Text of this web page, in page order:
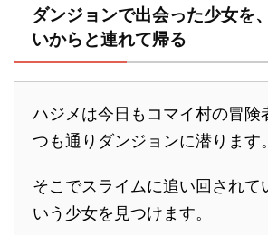
ダンジョンで出会った少女を
いからと連れて帰る
ハジメは今日もコマイ村の冒険
つも通りダンジョンに潜ります。
そこでスライムに追い回されて
いう少女を見つけます。